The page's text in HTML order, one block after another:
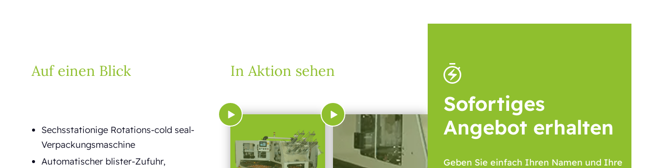
Auf einen Blick
Sechsstationige Rotations-cold seal-
Verpackungsmaschine
Automatischer blister-Zufuhr,
In Aktion sehen
Sofortiges
Angebot erhalten
Geben Sie einfach Ihren Namen und Ihre